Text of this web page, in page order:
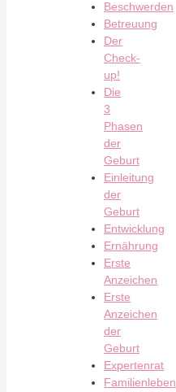
Beschwerden
Betreuung
Der
Check-
up!
Die
3
Phasen
der
Geburt
Einleitung
der
Geburt
Entwicklung
Ernährung
Erste
Anzeichen
Erste
Anzeichen
der
Geburt
Expertenrat
Familienleben